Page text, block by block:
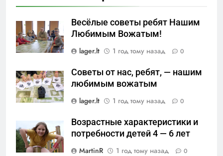
Весёлые советы ребят Нашим
Любимым Вожатым!
lager.lt
1 год тому назад 0
Советы от нас, ребят, — нашим
любимым вожатым
lager.lt
1 год тому назад 0
Возрастные характеристики и
потребности детей 4 — 6 лет
MartinR
1 год тому назад 0